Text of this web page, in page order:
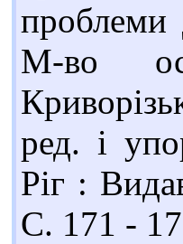
проблеми
М-во
ред. і
Ріг :
С. 171 -